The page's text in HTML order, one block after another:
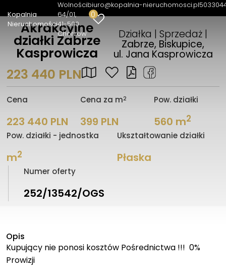
Kopalnia
Nieruchomości
Wolności
64/01
41-500
Chorzów
biuro@kopalnia-nieruchomosci.pl
0
Akrakcyjne
działki Zabrze
Kasprowicza
Działka | Sprzedaż |
Zabrze, Biskupice,
ul. Jana Kasprowicza
223 440 PLN
Cena
223 440 PLN
Cena za m2
399 PLN
Pow. działki
560 m2
Pow. działki - jednostka
m2
Ukształtowanie działki
Płaska
Numer oferty
252/13542/OGS
Opis
Kupujący nie ponosi kosztów Pośrednictwa !!! 0%
Prowizji